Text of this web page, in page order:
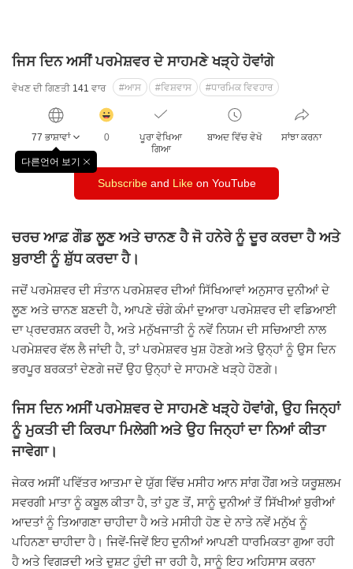
ਜਿਸ ਦਿਨ ਅਸੀਂ ਪਰਮੇਸ਼ਵਰ ਦੇ ਸਾਹਮਣੇ ਖੜ੍ਹੇ ਹੋਵਾਂਗੇ
ਵੇਖਣ ਦੀ ਗਿਣਤੀ 141 ਵਾਰ #ਆਸ #ਵਿਸ਼ਵਾਸ #ਧਾਰਮਿਕ ਵਿਵਹਾਰ
77 ਭਾਸ਼ਾਵਾਂ
다른언어 보기
창
기
수
0
ਪੂਰਾ ਵੇਖਿਆ
ਗਿਆ
ਬਾਅਦ ਵਿੱਚ ਵੇਖੋ ਸਾਂਝਾ ਕਰਨਾ
Subscribeand Likeon YouTube
ਚਰਚ ਆਫ਼ ਗੌਡ ਲੂਣ ਅਤੇ ਚਾਨਣ ਹੈ ਜੋ ਹਨੇਰੇ ਨੂੰ ਦੂਰ ਕਰਦਾ ਹੈ ਅਤੇ
ਬੁਰਾਈ ਨੂੰ ਸ਼ੁੱਧ ਕਰਦਾ ਹੈ।
ਜਦੋਂ ਪਰਮੇਸ਼ਵਰ ਦੀ ਸੰਤਾਨ ਪਰਮੇਸ਼ਵਰ ਦੀਆਂ ਸਿੱਖਿਆਵਾਂ ਅਨੁਸਾਰ ਦੁਨੀਆਂ ਦੇ
ਲੂਣ ਅਤੇ ਚਾਨਣ ਬਣਦੀ ਹੈ, ਆਪਣੇ ਚੰਗੇ ਕੰਮਾਂ ਦੁਆਰਾ ਪਰਮੇਸ਼ਵਰ ਦੀ ਵਡਿਆਈ
ਦਾ ਪ੍ਰਦਰਸ਼ਨ ਕਰਦੀ ਹੈ, ਅਤੇ ਮਨੁੱਖਜਾਤੀ ਨੂੰ ਨਵੇਂ ਨਿਯਮ ਦੀ ਸਚਿਆਈ ਨਾਲ
ਪਰਮੇਸ਼ਵਰ ਵੱਲ ਲੈ ਜਾਂਦੀ ਹੈ, ਤਾਂ ਪਰਮੇਸ਼ਵਰ ਖੁਸ਼ ਹੋਣਗੇ ਅਤੇ ਉਨ੍ਹਾਂ ਨੂੰ ਉਸ ਦਿਨ
ਭਰਪੂਰ ਬਰਕਤਾਂ ਦੇਣਗੇ ਜਦੋਂ ਉਹ ਉਨ੍ਹਾਂ ਦੇ ਸਾਹਮਣੇ ਖੜ੍ਹੇ ਹੋਣਗੇ।
ਜਿਸ ਦਿਨ ਅਸੀਂ ਪਰਮੇਸ਼ਵਰ ਦੇ ਸਾਹਮਣੇ ਖੜ੍ਹੇ ਹੋਵਾਂਗੇ, ਉਹ ਜਿਨ੍ਹਾਂ
ਨੂੰ ਮੁਕਤੀ ਦੀ ਕਿਰਪਾ ਮਿਲੇਗੀ ਅਤੇ ਉਹ ਜਿਨ੍ਹਾਂ ਦਾ ਨਿਆਂ ਕੀਤਾ
ਜਾਵੇਗਾ।
ਜੇਕਰ ਅਸੀਂ ਪਵਿੱਤਰ ਆਤਮਾ ਦੇ ਯੁੱਗ ਵਿੱਚ ਮਸੀਹ ਆਨ ਸਾਂਗ ਹੌਂਗ ਅਤੇ ਯਰੂਸ਼ਲਮ
ਸਵਰਗੀ ਮਾਤਾ ਨੂੰ ਕਬੂਲ ਕੀਤਾ ਹੈ, ਤਾਂ ਹੁਣ ਤੋਂ, ਸਾਨੂੰ ਦੁਨੀਆਂ ਤੋਂ ਸਿੱਖੀਆਂ ਬੁਰੀਆਂ
ਆਦਤਾਂ ਨੂੰ ਤਿਆਗਣਾ ਚਾਹੀਦਾ ਹੈ ਅਤੇ ਮਸੀਹੀ ਹੋਣ ਦੇ ਨਾਤੇ ਨਵੇਂ ਮਨੁੱਖ ਨੂੰ
ਪਹਿਨਣਾ ਚਾਹੀਦਾ ਹੈ। ਜਿਵੇਂ-ਜਿਵੇਂ ਇਹ ਦੁਨੀਆਂ ਆਪਣੀ ਧਾਰਮਿਕਤਾ ਗੁਆ ਰਹੀ
ਹੈ ਅਤੇ ਵਿਗੜਦੀ ਅਤੇ ਦੁਸ਼ਟ ਹੁੰਦੀ ਜਾ ਰਹੀ ਹੈ, ਸਾਨੂੰ ਇਹ ਅਹਿਸਾਸ ਕਰਨਾ